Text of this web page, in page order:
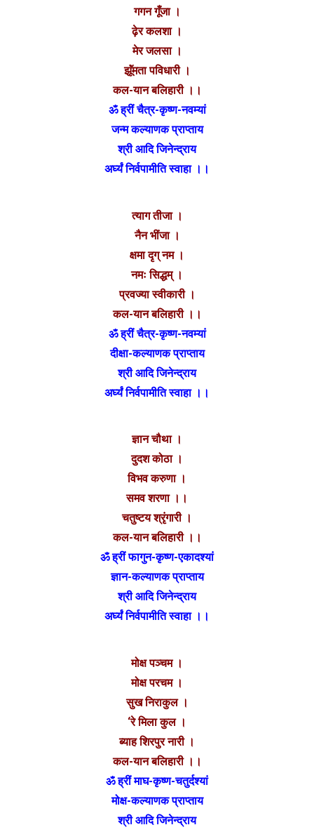
गगन गूँजा ।
ढ़ेर कलशा ।
मेर जलसा ।
झूॅंमता पविधारी ।
कल-यान बलिहारी ।।
ॐ ह्रीं चैत्र-कृष्ण-नवम्यां
जन्म कल्याणक प्राप्ताय
श्री आदि जिनेन्द्राय
अर्घ्यं निर्वपामीति स्वाहा ।।
त्याग तीजा ।
नैन भींजा ।
क्षमा दृग् नम ।
नमः सिद्धम् ।
प्रवज्या स्वीकारी ।
कल-यान बलिहारी ।।
ॐ ह्रीं चैत्र-कृष्ण-नवम्यां
दीक्षा-कल्याणक प्राप्ताय
श्री आदि जिनेन्द्राय
अर्घ्यं निर्वपामीति स्वाहा ।।
ज्ञान चौथा ।
दुदश कोठा ।
विभव करुणा ।
समव शरणा ।।
चतुष्टय श्रृंगारी ।
कल-यान बलिहारी ।।
ॐ ह्रीं फागुन-कृष्ण-एकादश्यां
ज्ञान-कल्याणक प्राप्ताय
श्री आदि जिनेन्द्राय
अर्घ्यं निर्वपामीति स्वाहा ।।
मोक्ष पञ्चम ।
मोक्ष परचम ।
सुख निराकुल ।
‘रे मिला कुल ।
ब्याह शिरपुर नारी ।
कल-यान बलिहारी ।।
ॐ ह्रीं माघ-कृष्ण-चतुर्दश्यां
मोक्ष-कल्याणक प्राप्ताय
श्री आदि जिनेन्द्राय